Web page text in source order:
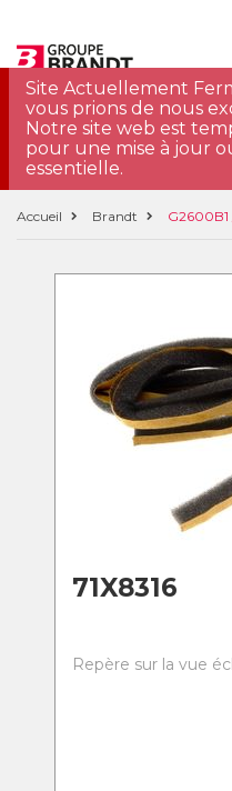
Site Actuellement
vous prions de nous
Notre site web est
pour une mise à jour
essentielle.
Accueil Brandt
71X8316
Repère sur la vue